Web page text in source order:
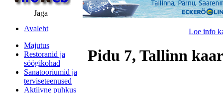
Jaga
Avaleht
Majutus
Restoranid ja
söögikohad
Sanatooriumid ja
terviseteenused
Aktiivne puhkus
Loe info
Pidu 7, Tallinn